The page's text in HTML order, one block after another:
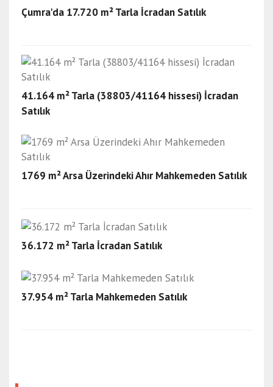
Çumra'da 17.720 m² Tarla İcradan Satılık
41.164 m² Tarla (38803/41164 hissesi) İcradan
Satılık
1769 m² Arsa Üzerindeki Ahır Mahkemeden Satılık
36.172 m² Tarla İcradan Satılık
37.954 m² Tarla Mahkemeden Satılık